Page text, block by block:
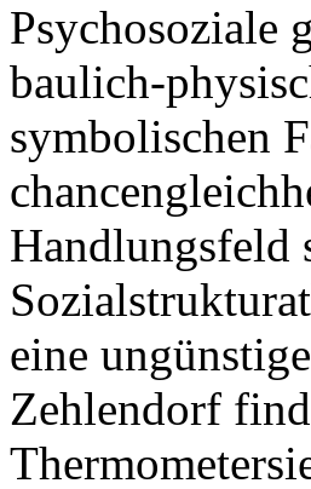
Psychosoziale
baulich-
symbolischen
Handlungsfeld
eine
Zehlendorf